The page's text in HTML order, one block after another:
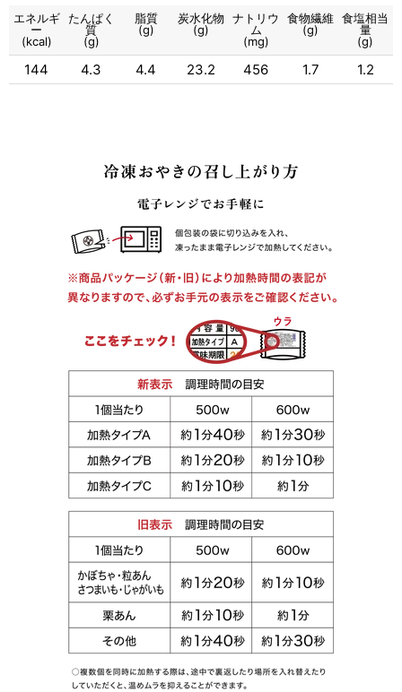
エネルギ
ー
(kcal)
たんぱく
質
(g)
脂質
(g)
炭水化物
(g)
ナトリウ
ム
(mg)
食物繊維
(g)
食塩相当
量
(g)
144 4.3 4.4 23.2 456 1.7 1.2